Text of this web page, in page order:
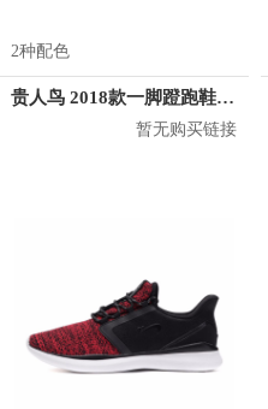
2种配色
贵人鸟 2018款一脚蹬跑鞋 P84209
暂无购买链接